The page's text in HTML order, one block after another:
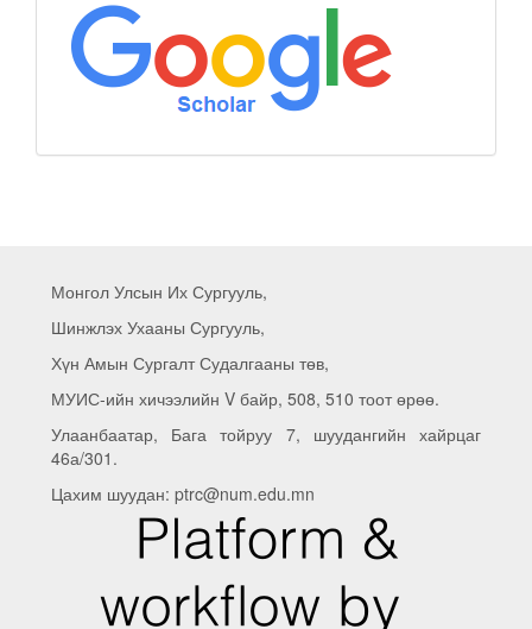
Монгол Улсын Их Сургууль,
Шинжлэх Ухааны Сургууль,
Хүн Амын Сургалт Судалгааны төв,
МУИС-ийн хичээлийн V байр, 508, 510 тоот өрөө.
Улаанбаатар, Бага тойруу 7, шуудангийн хайрцаг
46а/301.
Цахим шуудан: ptrc@num.edu.mn